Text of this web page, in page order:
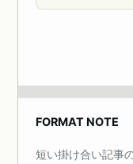
FORMAT NOTE
短い掛け合い記事